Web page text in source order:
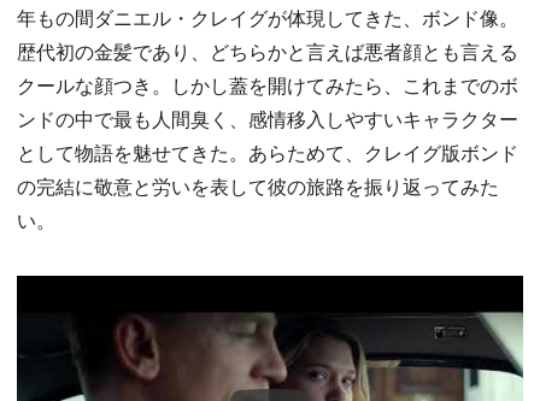
年もの間ダニエル・クレイグが体現してきた、ボンド像。
歴代初の金髪であり、どちらかと言えば悪者顔とも言える
クールな顔つき。しかし蓋を開けてみたら、これまでのボ
ンドの中で最も人間臭く、感情移入しやすいキャラクター
として物語を魅せてきた。あらためて、クレイグ版ボンド
の完結に敬意と労いを表して彼の旅路を振り返ってみた
い。